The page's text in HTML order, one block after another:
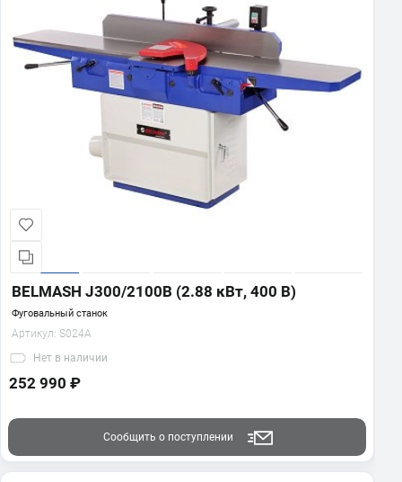
BELMASH J300/2100В (2.88 кВт, 400 В)
Фуговальный станок
Артикул: S024A
Нет в наличии
252 990 ₽
Сообщить о поступлении